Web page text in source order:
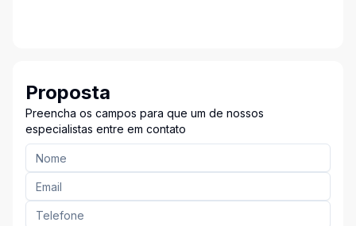
Proposta
Preencha os campos para que um de nossos
especialistas entre em contato